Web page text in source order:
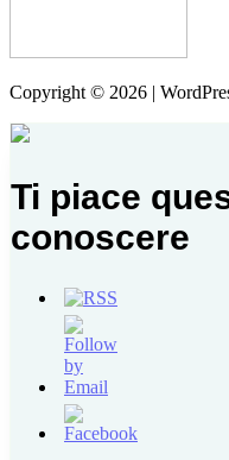
Copyright © 2026 |
Ti piace
conoscere